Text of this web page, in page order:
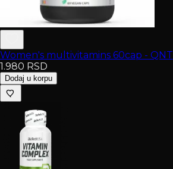
Women's multivitamins 60cap - QNT
1.980 RSD
Dodaj u korpu